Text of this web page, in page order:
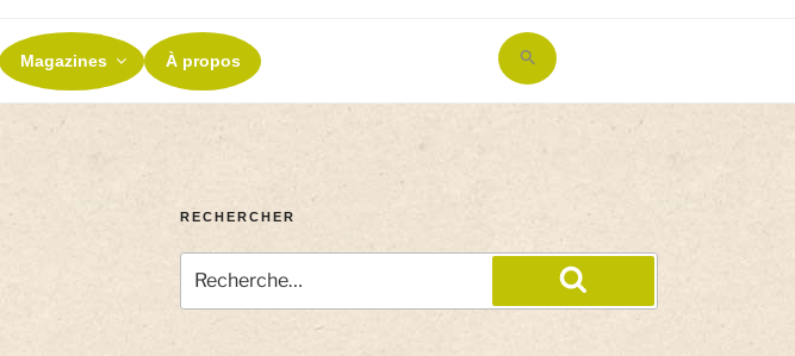
Magazines À propos
Search
for:
RECHERCHER